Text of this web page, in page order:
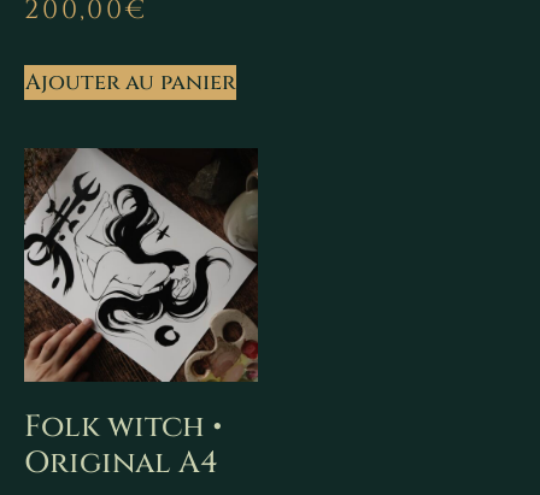
200,00€
Ajouter au panier
Folk witch •
Original A4